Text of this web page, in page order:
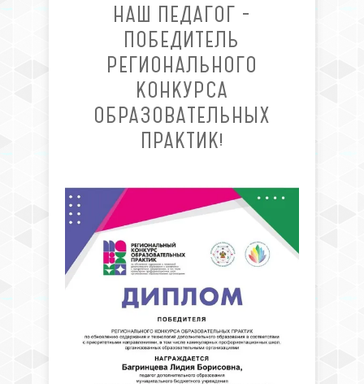
НАШ ПЕДАГОГ -
ПОБЕДИТЕЛЬ
РЕГИОНАЛЬНОГО
КОНКУРСА
ОБРАЗОВАТЕЛЬНЫХ
ПРАКТИК!